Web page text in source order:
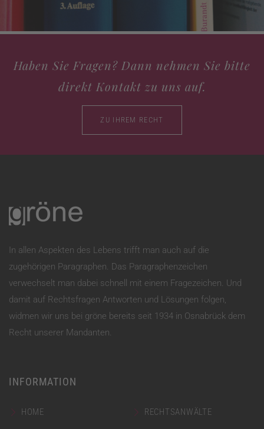
Haben Sie Fragen? Dann nehmen Sie bitte
direkt Kontakt zu uns auf.
ZU IHREM RECHT
In allen Aspekten des Lebens trifft man auch auf die
zugehörigen Paragraphen. Das Paragraphenzeichen
verwechselt man dabei schnell mit einem Fragezeichen. Und
damit auf Rechtsfragen Antworten und Lösungen folgen,
widmen wir uns bei gröne bereits seit 1934 in Osnabrück dem
Recht unserer Mandanten.
INFORMATION
HOME RECHTSANWÄLTE